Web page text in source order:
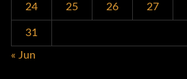
24 25 26 27
31
« Jun